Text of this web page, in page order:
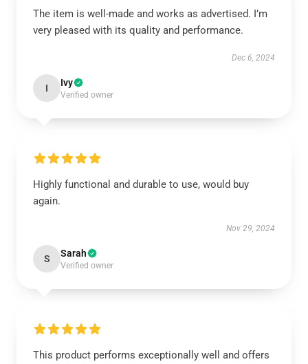
The item is well-made and works as advertised. I’m
very pleased with its quality and performance.
Dec 6, 2024
I Ivy
Verified owner
Highly functional and durable to use, would buy
again.
Nov 29, 2024
S Sarah
Verified owner
This product performs exceptionally well and offers